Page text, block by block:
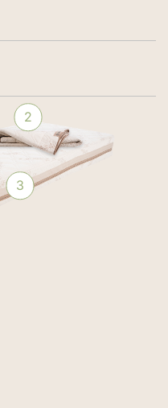
2
3
između udobnosti i
prirodnog blagostanja -
mesto za odmor već
života. Sa pažljivo
nudimo Vam
i ekološke svesti.